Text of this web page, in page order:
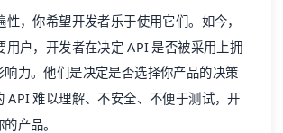
，你希望开发者乐于使用它们。如今，
用户，开发者在决定 API 是否被采用上拥
力。他们是决定是否选择你产品的决策
API 难以理解、不安全、不便于测试，开
产品。